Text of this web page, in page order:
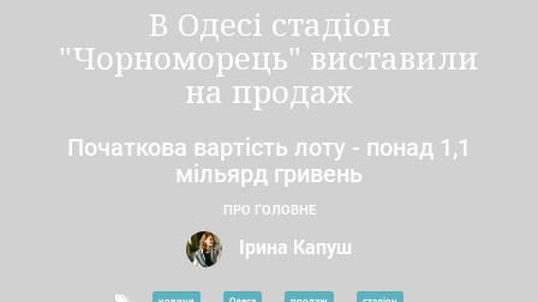
В Одесі стадіон
"Чорноморець" виставили
на продаж
Початкова вартість лоту - понад 1,1
мільярд гривень
ПРО ГОЛОВНЕ
Ірина Капуш